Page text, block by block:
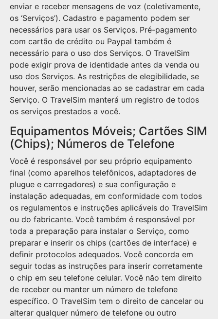
enviar e receber mensagens de voz (coletivamente,
os ‘Serviços’). Cadastro e pagamento podem ser
necessários para usar os Serviços. Pré-pagamento
com cartão de crédito ou Paypal também é
necessário para o uso dos Serviços. O TravelSim
pode exigir prova de identidade antes da venda ou
uso dos Serviços. As restrições de elegibilidade, se
houver, serão mencionadas ao se cadastrar em cada
Serviço. O TravelSim manterá um registro de todos
os serviços prestados a você.
Equipamentos Móveis; Cartões SIM
(Chips); Números de Telefone
Você é responsável por seu próprio equipamento
final (como aparelhos telefônicos, adaptadores de
plugue e carregadores) e sua configuração e
instalação adequadas, em conformidade com todos
os regulamentos e instruções aplicáveis ​​do TravelSim
ou do fabricante. Você também é responsável por
toda a preparação para instalar o Serviço, como
preparar e inserir os chips (cartões de interface) e
definir protocolos adequados. Você concorda em
seguir todas as instruções para inserir corretamente
o chip em seu telefone celular. Você não tem direito
de receber ou manter um número de telefone
específico. O TravelSim tem o direito de cancelar ou
alterar qualquer número de telefone ou outro